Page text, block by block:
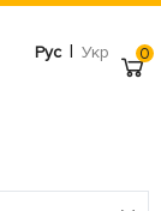
Рус | Укр 0